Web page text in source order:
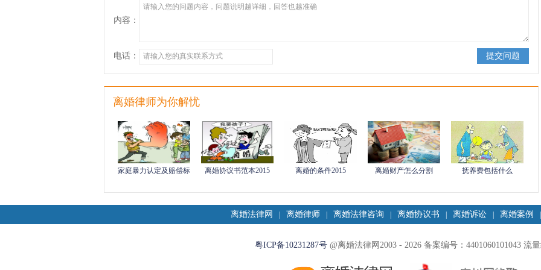
内容：
电话：
离婚律师为你解忧
家庭暴力认定及赔偿标
离婚协议书范本2015 离婚的条件2015 离婚财产怎么分割 抚养费包括什么
离婚法律网 | 离婚律师 | 离婚法律咨询 | 离婚协议书 | 离婚诉讼 | 离婚案例 |
粤ICP备10231287号@离婚法律网2003 - 2026 备案编号：4401060101043 流